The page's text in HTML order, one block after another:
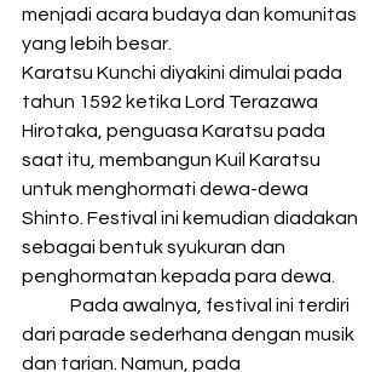
menjadi acara budaya dan komunitas
yang lebih besar.
Karatsu Kunchi diyakini dimulai pada
tahun 1592 ketika Lord Terazawa
Hirotaka, penguasa Karatsu pada
saat itu, membangun Kuil Karatsu
untuk menghormati dewa-dewa
Shinto. Festival ini kemudian diadakan
sebagai bentuk syukuran dan
penghormatan kepada para dewa.
dari parade sederhana dengan musik
dan tarian. Namun, pada